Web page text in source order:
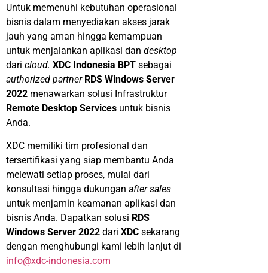
Untuk memenuhi kebutuhan operasional
bisnis dalam menyediakan akses jarak
jauh yang aman hingga kemampuan
untuk menjalankan aplikasi dan desktop
dari cloud. XDC Indonesia BPT sebagai
authorized partner RDS Windows Server
2022 menawarkan solusi Infrastruktur
Remote Desktop Services untuk bisnis
Anda.
XDC memiliki tim profesional dan
tersertifikasi yang siap membantu Anda
melewati setiap proses, mulai dari
konsultasi hingga dukungan after sales
untuk menjamin keamanan aplikasi dan
bisnis Anda. Dapatkan solusi RDS
Windows Server 2022 dari XDC sekarang
dengan menghubungi kami lebih lanjut di
info@xdc-indonesia.com